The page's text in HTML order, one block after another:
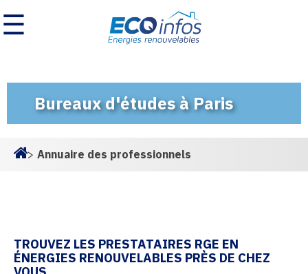
☰
Bureaux d'études à Paris
> Annuaire des professionnels
TROUVEZ LES PRESTATAIRES RGE EN
ÉNERGIES RENOUVELABLES PRÈS DE CHEZ